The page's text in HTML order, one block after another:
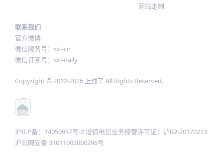
网站定制
联系我们
官方微博
微信服务号：sxl-cn
微信订阅号：sxl-daily
Copyright © 2012-2026 上线了 All Rights Reserved.
沪ICP备：14050957号-2 增值电信业务经营许可证：沪B2-20170213
沪公网安备 31011002000296号